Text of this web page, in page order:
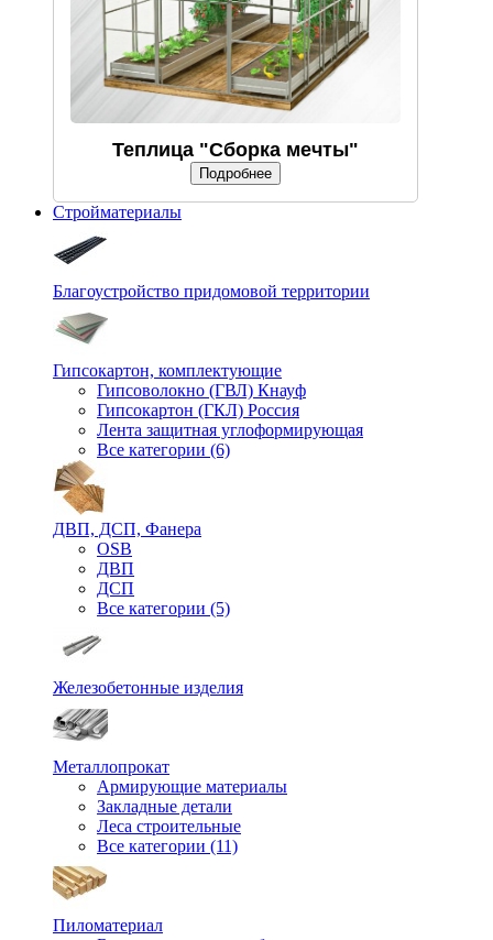
Теплица "Сборка мечты"
Подробнее
Стройматериалы
Благоустройство придомовой территории
Гипсокартон, комплектующие
Гипсоволокно (ГВЛ) Кнауф
Гипсокартон (ГКЛ) Россия
Лента защитная углоформирующая
Все категории (6)
ДВП, ДСП, Фанера
OSB
ДВП
ДСП
Все категории (5)
Железобетонные изделия
Металлопрокат
Армирующие материалы
Закладные детали
Леса строительные
Все категории (11)
Пиломатериал